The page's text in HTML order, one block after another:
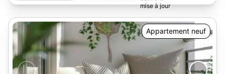
Appartement neuf